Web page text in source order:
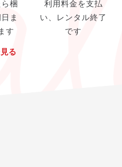
梱
ま
す
る
利用料金を支払
い、レンタル終了
です